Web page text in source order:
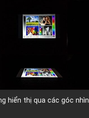
hiển thị qua các góc nhìn